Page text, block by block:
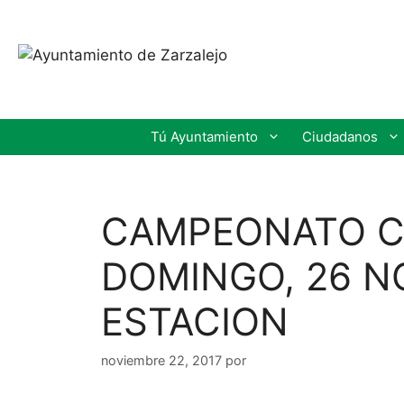
Tú Ayuntamiento Ciudadanos
CAMPEONATO
DOMINGO, 26
ESTACION
noviembre 22, 2017 por